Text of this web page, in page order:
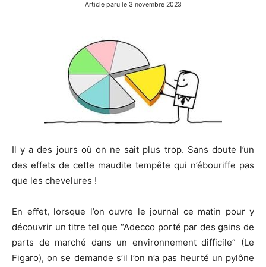
Article paru le 3 novembre 2023
Il y a des jours où on ne sait plus trop. Sans doute l’un
des effets de cette maudite tempête qui n’ébouriffe pas
que les chevelures !
En effet, lorsque l’on ouvre le journal ce matin pour y
découvrir un titre tel que “Adecco porté par des gains de
parts de marché dans un environnement difficile” (Le
Figaro), on se demande s’il l’on n’a pas heurté un pylône